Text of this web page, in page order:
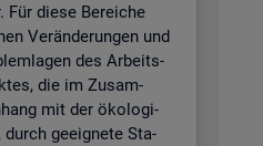
Für diese Be­rei­che
Ver­än­de­run­gen und
des Ar­beits­
die im Zu­sam­
mit der öko­lo­gi­
durch ge­eig­ne­te Sta­